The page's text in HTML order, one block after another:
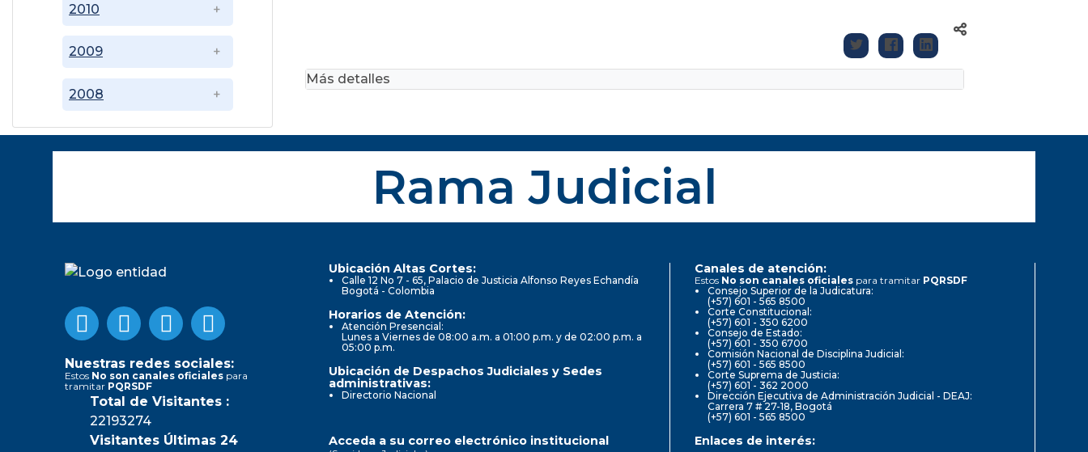
2008
2009
2010
Más detalles
Rama Judicial
Nuestras redes sociales:
Estos No son canales oficiales para
tramitar PQRSDF
Total de Visitantes :
22193274
Visitantes Últimas 24
Ubicación Altas Cortes:
Calle 12 No 7 - 65, Palacio de Justicia Alfonso Reyes Echandía
Bogotá - Colombia
Horarios de Atención:
Atención Presencial:
Lunes a Viernes de 08:00 a.m. a 01:00 p.m. y de 02:00 p.m. a
05:00 p.m.
Ubicación de Despachos Judiciales y Sedes
administrativas:
Directorio Nacional
Canales de atención:
Estos No son canales oficiales para tramitar PQRSDF
Consejo Superior de la Judicatura:
(+57) 601 - 565 8500
Corte Constitucional:
(+57) 601 - 350 6200
Consejo de Estado:
(+57) 601 - 350 6700
Comisión Nacional de Disciplina Judicial:
(+57) 601 - 565 8500
Corte Suprema de Justicia:
(+57) 601 - 362 2000
Dirección Ejecutiva de Administración Judicial - DEAJ:
Carrera 7 # 27-18, Bogotá
(+57) 601 - 565 8500
Acceda a su correo electrónico institucional Enlaces de interés: